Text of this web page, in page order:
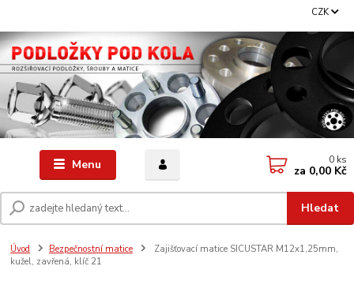
Menu
CZK
Hledat
0 ks
za 0,00 Kč
Úvod Bezpečnostní matice
Zajišťovací matice SICUSTAR M12x1,25mm,
kužel, zavřená, klíč 21